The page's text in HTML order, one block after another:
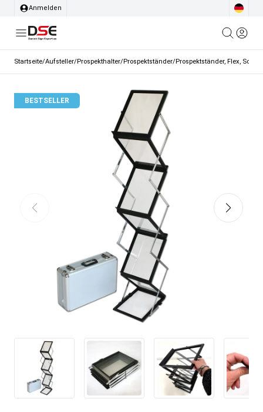
Anmelden
Startseite/Aufsteller/Prospekthalter/Prospektständer/Prospektständer, Flex,
BESTSELLER